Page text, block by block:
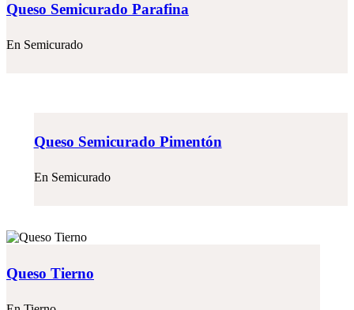
Queso Semicurado Parafina
En Semicurado
Queso Semicurado Pimentón
En Semicurado
Queso Tierno